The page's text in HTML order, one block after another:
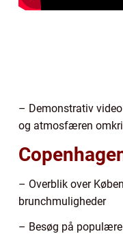
– Demonstrativ
og atmosfæren
– Overblik over
brunchmuligheder
– Besøg på